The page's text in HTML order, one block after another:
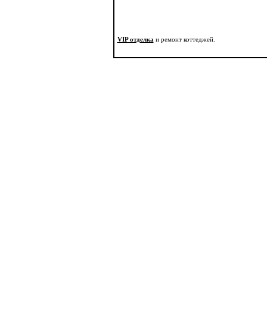
VIP отделка и ремонт коттеджей.